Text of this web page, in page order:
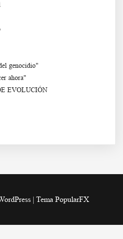
genocidio"
ahora"
EVOLUCIÓN
| Tema PopularFX